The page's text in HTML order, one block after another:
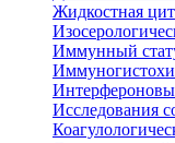
Жидкостная
Иммунный
Исследования